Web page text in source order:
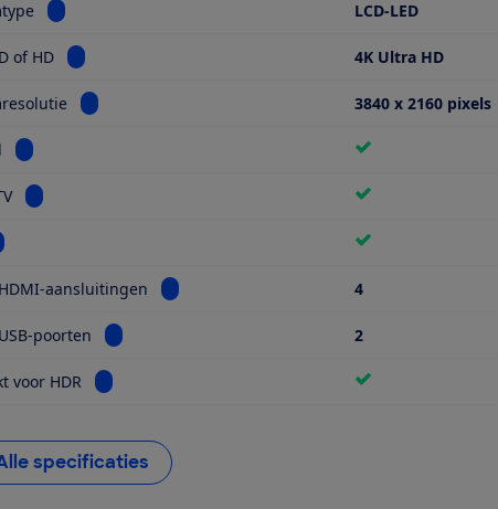
Bekijk informatie voor Schermtype LCD-LED
of HD Bekijk informatie voor Ultra HD of HD 4K Ultra HD
Bekijk informatie voor Schermresolutie3840 x 2160 pixels
Bekijk informatie voor Miniled
Bekijk informatie voor Smart TV
informatie voor Wifi
aansluitingen Bekijk informatie voor Aantal HDMI-
4
poorten Bekijk informatie voor Aantal USB-poorten
2
voor HDR Bekijk informatie voor Geschikt voor HDR
specificaties